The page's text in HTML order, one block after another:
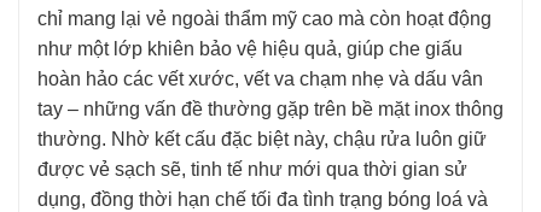
chỉ mang lại vẻ ngoài thẩm mỹ cao mà còn hoạt động
như một lớp khiên bảo vệ hiệu quả, giúp che giấu
hoàn hảo các vết xước, vết va chạm nhẹ và dấu vân
tay – những vấn đề thường gặp trên bề mặt inox thông
thường. Nhờ kết cấu đặc biệt này, chậu rửa luôn giữ
được vẻ sạch sẽ, tinh tế như mới qua thời gian sử
dụng, đồng thời hạn chế tối đa tình trạng bóng loá và